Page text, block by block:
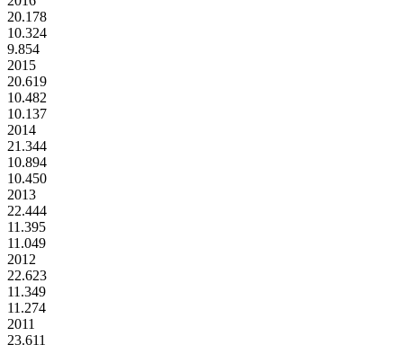
20.178
10.324
9.854
2015
20.619
10.482
10.137
2014
21.344
10.894
10.450
2013
22.444
11.395
11.049
2012
22.623
11.349
11.274
2011
23.611